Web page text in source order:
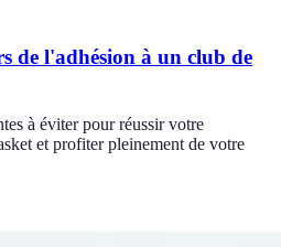
de l'adhésion à un club de
à éviter pour réussir votre
et profiter pleinement de votre